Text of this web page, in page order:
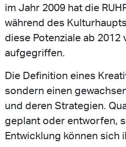
im Jahr 2009 hat die
während des
diese Potenziale ab 2012
aufgegriffen.
Die Definition eines
sondern einen
und deren Strategien.
geplant oder entworfen,
Entwicklung können sich